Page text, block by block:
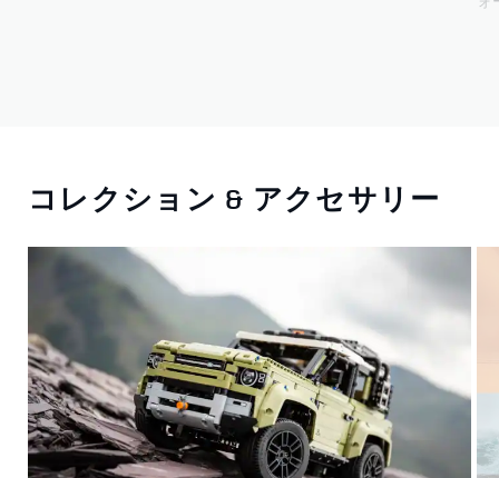
コレクション & アクセサリー